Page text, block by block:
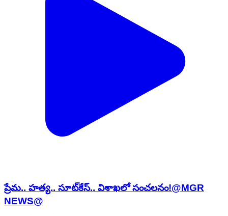
ప్రేమ.. హత్య.. సూట్‌కేస్.. విశాఖలో సంచలనం!@MGR
NEWS@